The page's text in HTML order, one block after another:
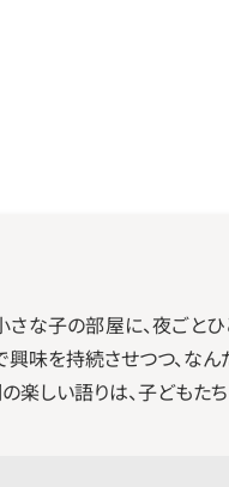
な子の部屋に、夜ごとひ
味を持続させつつ、な
楽しい語りは、子どもた